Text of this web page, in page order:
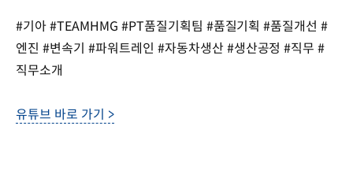
#기아 #TEAMHMG #PT품질기획팀 #품질기획 #품질개선 #
엔진 #변속기 #파워트레인 #자동차생산 #생산공정 #직무 #
직무소개
유튜브 바로 가기 >